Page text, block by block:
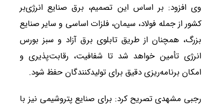
وی افزود: بر اساس این تصمیم، برق صنایع انرژی‌بر
کشور از جمله فولاد، سیمان، فلزات اساسی و سایر صنایع
بزرگ، همچنان از طریق تابلوی برق آزاد و سبز بورس
انرژی تأمین خواهد شد تا شفافیت، رقابت‌پذیری و
امکان برنامه‌ریزی دقیق برای تولیدکنندگان حفظ شود.
رجبی مشهدی تصریح کرد: برای صنایع پتروشیمی نیز با